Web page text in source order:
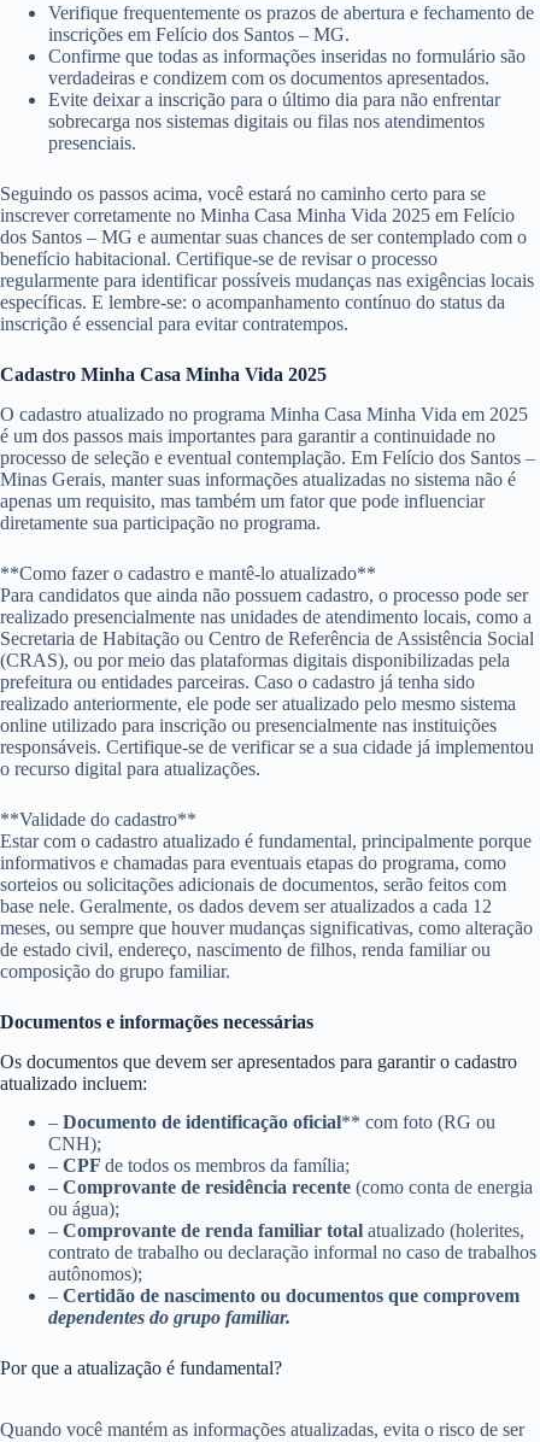
Verifique frequentemente os prazos de abertura e fechamento de
inscrições em Felício dos Santos – MG.
Confirme que todas as informações inseridas no formulário são
verdadeiras e condizem com os documentos apresentados.
Evite deixar a inscrição para o último dia para não enfrentar
sobrecarga nos sistemas digitais ou filas nos atendimentos
presenciais.
Seguindo os passos acima, você estará no caminho certo para se
inscrever corretamente no Minha Casa Minha Vida 2025 em Felício
dos Santos – MG e aumentar suas chances de ser contemplado com o
benefício habitacional. Certifique-se de revisar o processo
regularmente para identificar possíveis mudanças nas exigências locais
específicas. E lembre-se: o acompanhamento contínuo do status da
inscrição é essencial para evitar contratempos.
Cadastro Minha Casa Minha Vida 2025
O cadastro atualizado no programa Minha Casa Minha Vida em 2025
é um dos passos mais importantes para garantir a continuidade no
processo de seleção e eventual contemplação. Em Felício dos Santos –
Minas Gerais, manter suas informações atualizadas no sistema não é
apenas um requisito, mas também um fator que pode influenciar
diretamente sua participação no programa.
**Como fazer o cadastro e mantê-lo atualizado**
Para candidatos que ainda não possuem cadastro, o processo pode ser
realizado presencialmente nas unidades de atendimento locais, como a
Secretaria de Habitação ou Centro de Referência de Assistência Social
(CRAS), ou por meio das plataformas digitais disponibilizadas pela
prefeitura ou entidades parceiras. Caso o cadastro já tenha sido
realizado anteriormente, ele pode ser atualizado pelo mesmo sistema
online utilizado para inscrição ou presencialmente nas instituições
responsáveis. Certifique-se de verificar se a sua cidade já implementou
o recurso digital para atualizações.
**Validade do cadastro**
Estar com o cadastro atualizado é fundamental, principalmente porque
informativos e chamadas para eventuais etapas do programa, como
sorteios ou solicitações adicionais de documentos, serão feitos com
base nele. Geralmente, os dados devem ser atualizados a cada 12
meses, ou sempre que houver mudanças significativas, como alteração
de estado civil, endereço, nascimento de filhos, renda familiar ou
composição do grupo familiar.
Documentos e informações necessárias
Os documentos que devem ser apresentados para garantir o cadastro
atualizado incluem:
– Documento de identificação oficial** com foto (RG ou
CNH);
– CPF de todos os membros da família;
– Comprovante de residência recente (como conta de energia
ou água);
– Comprovante de renda familiar total atualizado (holerites,
contrato de trabalho ou declaração informal no caso de trabalhos
autônomos);
– Certidão de nascimento ou documentos que comprovem
dependentes do grupo familiar.
Por que a atualização é fundamental?
Quando você mantém as informações atualizadas, evita o risco de ser